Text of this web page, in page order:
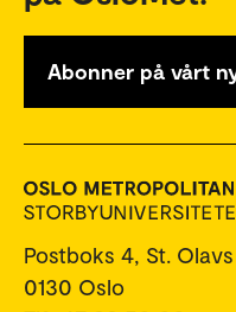
Abonner på vårt
Postboks 4, St.
0130 Oslo